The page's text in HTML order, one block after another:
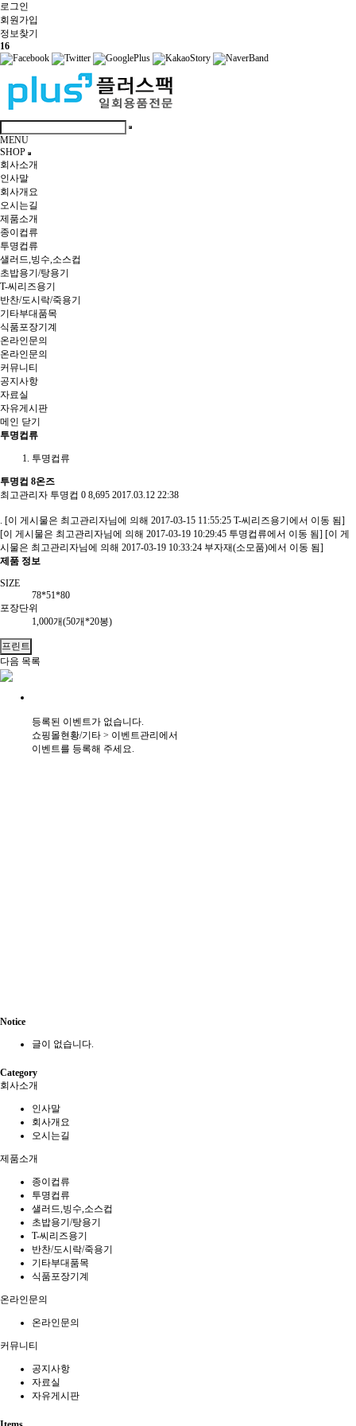
로그인
회원 가입
정보찾기
16
MENU
SHOP
회사소개
인사말
회사개요
오시는길
제품소개
종이컵류
투명컵류
샐러드,빙수,소스컵
초밥용기/탕용기
T-씨리즈용기
반찬/도시락/죽용기
기타부대품목
식품포장기계
온라인문의
온라인문의
커뮤니티
공지사항
자료실
자유게시판
메인 닫기
투명컵류
투명컵류
투명컵 8온즈
최고관리자 투명컵 0 8,695 2017.03.12 22:38
. [이 게시물은 최고관리자님에 의해 2017-03-15 11:55:25 T-씨리즈용기에서 이동 됨]
[이 게시물은 최고관리자님에 의해 2017-03-19 10:29:45 투명컵류에서 이동 됨] [이 게
시물은 최고관리자님에 의해 2017-03-19 10:33:24 부자재(소모품)에서 이동 됨]
제품 정보
SIZE
78*51*80
포장단위
1,000개(50개*20봉)
프린트
다음 목록
등록된 이벤트가 없습니다.
쇼핑몰현황/기타 > 이벤트관리에서
이벤트를 등록해 주세요.
Notice
글이 없습니다.
Category
회사소개
인사말
회사개요
오시는길
제품소개
종이컵류
투명컵류
샐러드,빙수,소스컵
초밥용기/탕용기
T-씨리즈용기
반찬/도시락/죽용기
기타부대품목
식품포장기계
온라인문의
온라인문의
커뮤니티
공지사항
자료실
자유게시판